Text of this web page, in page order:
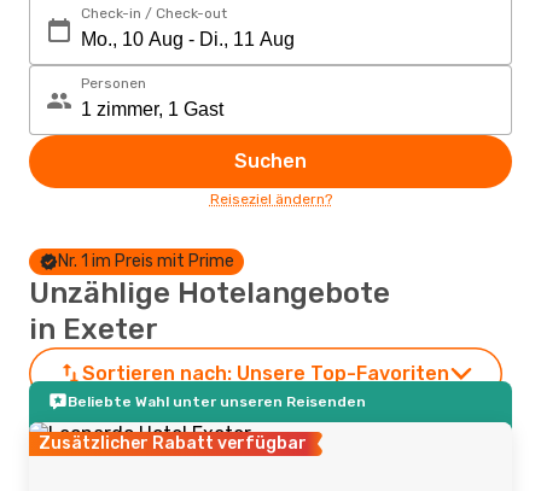
Check-in / Check-out
Personen
Suchen
Reiseziel ändern?
Nr. 1 im Preis mit Prime
Unzählige Hotelangebote
in Exeter
Sortieren nach: Unsere Top-Favoriten
Beliebte Wahl unter unseren Reisenden
Zusätzlicher Rabatt verfügbar